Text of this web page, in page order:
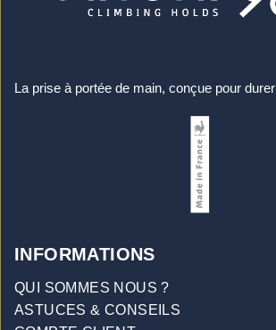
La prise à portée de main, conçue pour durer
INFORMATIONS
QUI SOMMES NOUS ?
ASTUCES & CONSEILS